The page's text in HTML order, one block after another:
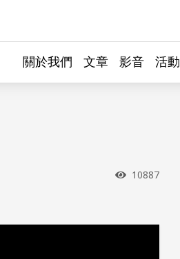
關於我們 文章 影音 活動
瀏覽次數
10887